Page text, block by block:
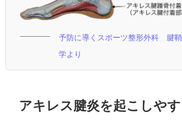
予防に導くスポーツ整形外科 腱
学より
アキレス腱炎を起こしや